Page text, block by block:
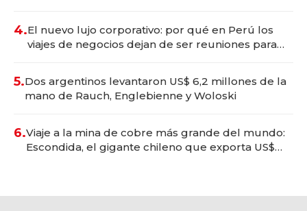
4.El nuevo lujo corporativo: por qué en Perú los
viajes de negocios dejan de ser reuniones para
5.Dos argentinos levantaron US$ 6,2 millones de la
mano de Rauch, Englebienne y Woloski
6.Viaje a la mina de cobre más grande del mundo:
Escondida, el gigante chileno que exporta US$